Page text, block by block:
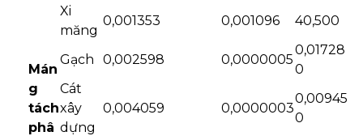
Mán
g
tách
phâ
Xi
măng
0,001353 0,001096 40,500
Gạch 0,002598 0,0000005
0,01728
0
Cát
xây
dựng
0,004059 0,0000003
0,00945
0